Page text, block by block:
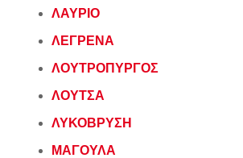
ΛΑΥΡΙΟ
ΛΕΓΡΕΝΑ
ΛΟΥΤΡΟΠΥΡΓΟΣ
ΛΟΥΤΣΑ
ΛΥΚΟΒΡΥΣΗ
ΜΑΓΟΥΛΑ